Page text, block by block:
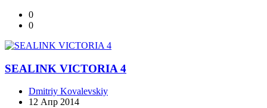
0
0
SEALINK VICTORIA 4
Dmitriy Kovalevskiy
12 Апр 2014